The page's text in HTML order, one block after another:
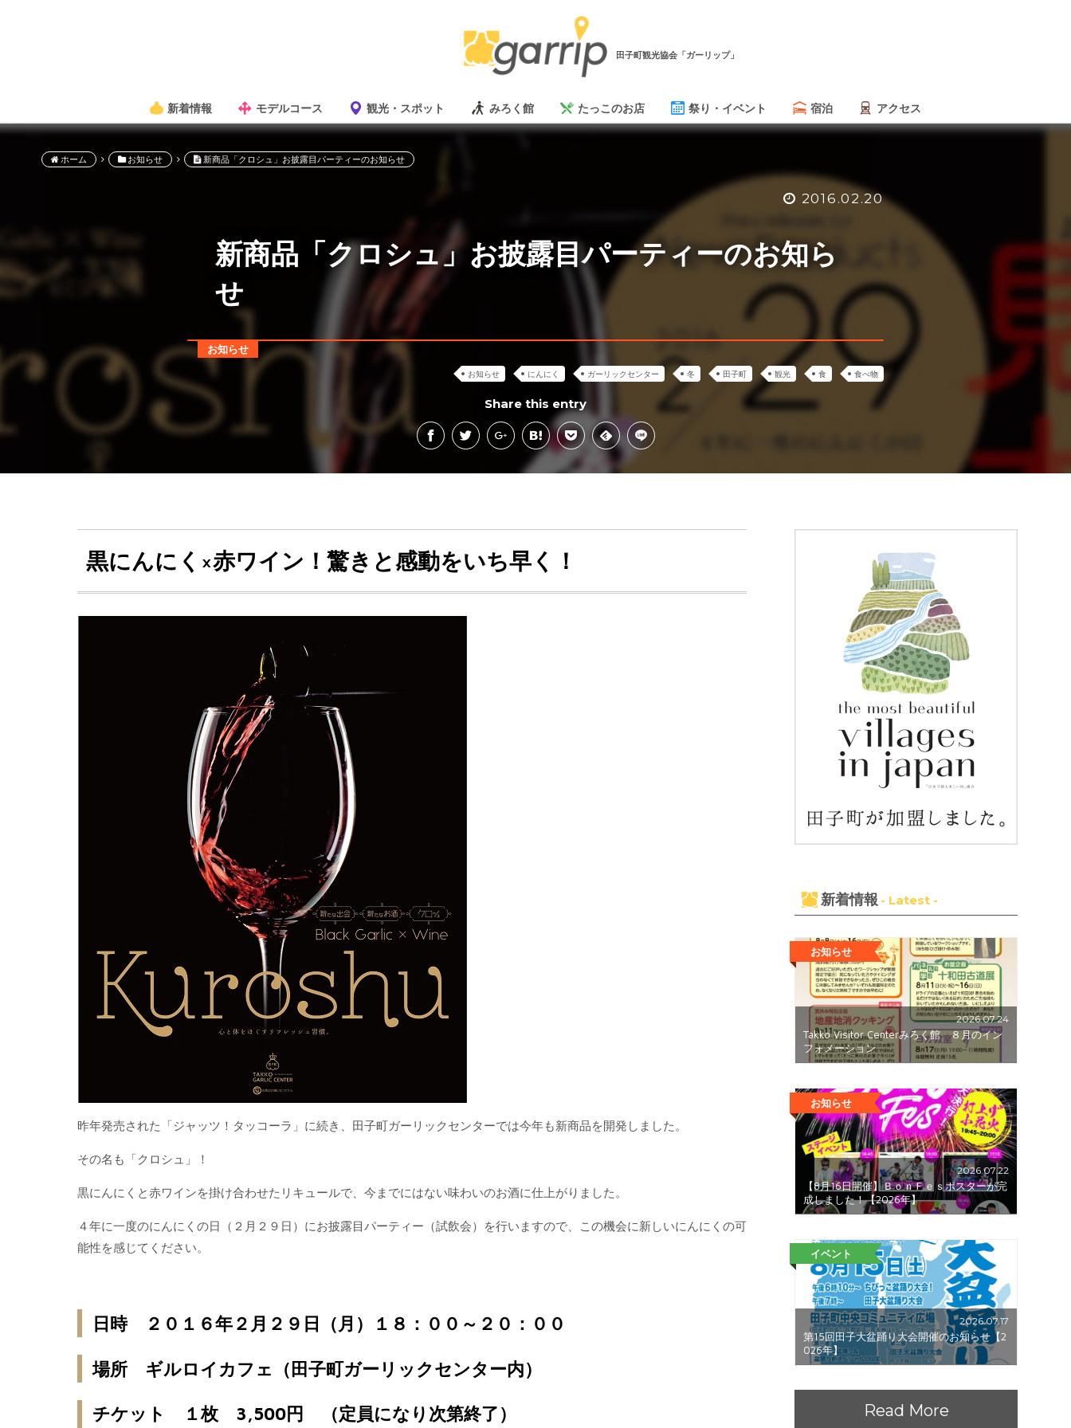
田子町観光協会「ガーリップ」
新着情報 モデルコース 観光・スポット みろく館 たっこのお店 祭り・イベント 宿泊 アクセス
ホーム お知らせ 新商品「クロシュ」お披露目パーティーのお知らせ
2016.02.20
新商品「クロシュ」お披露目パーティーのお知ら
せ
お知らせ
お知らせ にんにく ガーリックセンター 冬 田子町 観光 食 食べ物
Share this entry
黒にんにく×赤ワイン！驚きと感動をいち早く！
昨年発売された「ジャッツ！タッコーラ」に続き、田子町ガーリックセンターでは今年も新商品を開発しました。
その名も「クロシュ」！
黒にんにくと赤ワインを掛け合わせたリキュールで、今までにはない味わいのお酒に仕上がりました。
４年に一度のにんにくの日（２月２９日）にお披露目パーティー（試飲会）を行いますので、この機会に新しいにんにくの可
能性を感じてください。
日時 ２０１６年２月２９日（月）１８：００～２０：００
場所 ギルロイカフェ（田子町ガーリックセンター内）
チケット １枚 3,500円 （定員になり次第終了）
新着情報 - Latest -
お知らせ
2026.07.24
Takko Visitor Centerみろく館 ８月のイン
フォメーション
お知らせ
2026.07.22
【8月16日開催】ＢｏｎＦｅｓポスターが完
成しました！【2026年】
イベント
2026.07.17
第15回田子大盆踊り大会開催のお知らせ【2
026年】
Read More